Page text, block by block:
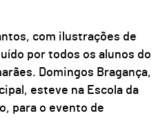
com ilustrações de
por todos os alunos do
Domingos Bragança,
esteve na Escola da
para o evento de